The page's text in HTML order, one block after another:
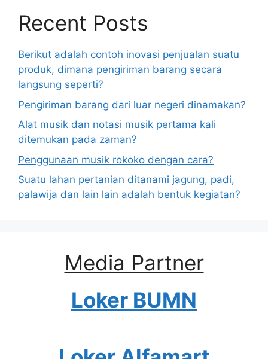
Recent Posts
Berikut adalah contoh inovasi penjualan suatu
produk, dimana pengiriman barang secara
langsung seperti?
Pengiriman barang dari luar negeri dinamakan?
Alat musik dan notasi musik pertama kali
ditemukan pada zaman?
Penggunaan musik rokoko dengan cara?
Suatu lahan pertanian ditanami jagung, padi,
palawija dan lain lain adalah bentuk kegiatan?
Media Partner
Loker BUMN